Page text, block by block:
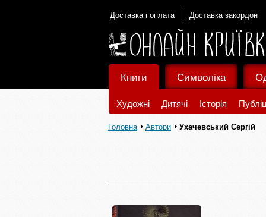
Доставка і оплата Доставка закордон
Книги
Художні Дитячі Історія
Символіка
Головна Автори Ухачевський Сергій